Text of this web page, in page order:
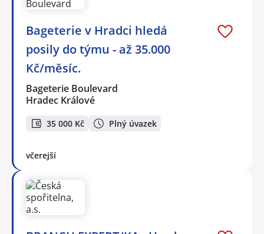
Bageterie v Hradci hledá
posily do týmu - až 35.000
Kč/měsíc.
Bageterie Boulevard
Hradec Králové
35 000 Kč Plný úvazek
včerejší